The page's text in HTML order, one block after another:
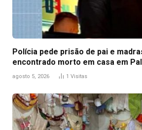
Polícia pede prisão de pai e
encontrado morto em casa em
agosto 5, 2026 1 Visitas